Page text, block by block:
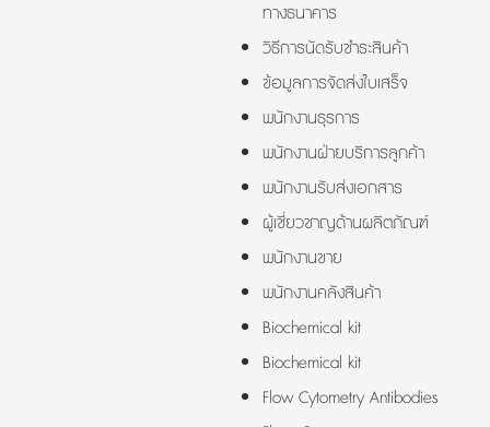
ทางธนาคาร
วิธีการนัดรับชำระสินค้า
ข้อมูลการจัดส่งใบเสร็จ
พนักงานธุรการ
พนักงานฝ่ายบริการลูกค้า
พนักงานรับส่งเอกสาร
ผู้เชี่ยวชาญด้านผลิตภัณฑ์
พนักงานขาย
พนักงานคลังสินค้า
Biochemical kit
Biochemical kit
Flow Cytometry Antibodies